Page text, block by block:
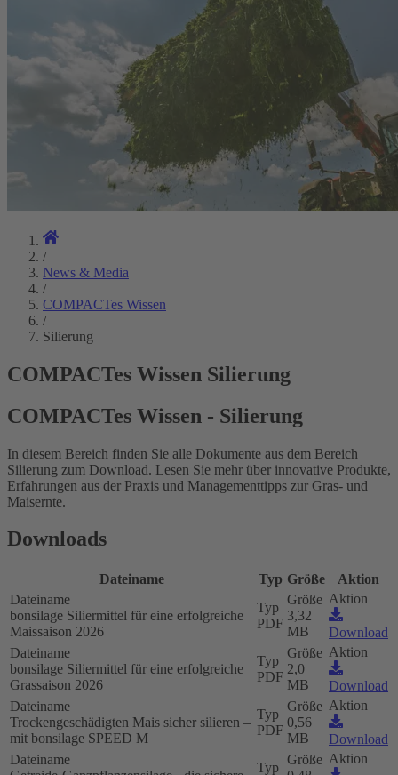
/
News & Media
/
COMPACTes Wissen
/
Silierung
COMPACTes Wissen Silierung
COMPACTes Wissen - Silierung
In diesem Bereich finden Sie alle Dokumente aus dem Bereich
Silierung zum Download. Lesen Sie mehr über innovative Produkte,
Erfahrungen aus der Praxis und Managementtipps zur Gras- und
Maisernte.
Downloads
Dateiname Typ Größe
Aktion
Dateiname
bonsilage Siliermittel für eine erfolgreiche
Maissaison 2026
Typ
PDF
Größe
3,32
MB
Aktion
Download
Dateiname
bonsilage Siliermittel für eine erfolgreiche
Grassaison 2026
Typ
PDF
Größe
2,0
MB
Aktion
Download
Dateiname
Trockengeschädigten Mais sicher silieren –
mit bonsilage SPEED M
Typ
PDF
Größe
0,56
MB
Aktion
Download
Dateiname
Typ
Größe Aktion